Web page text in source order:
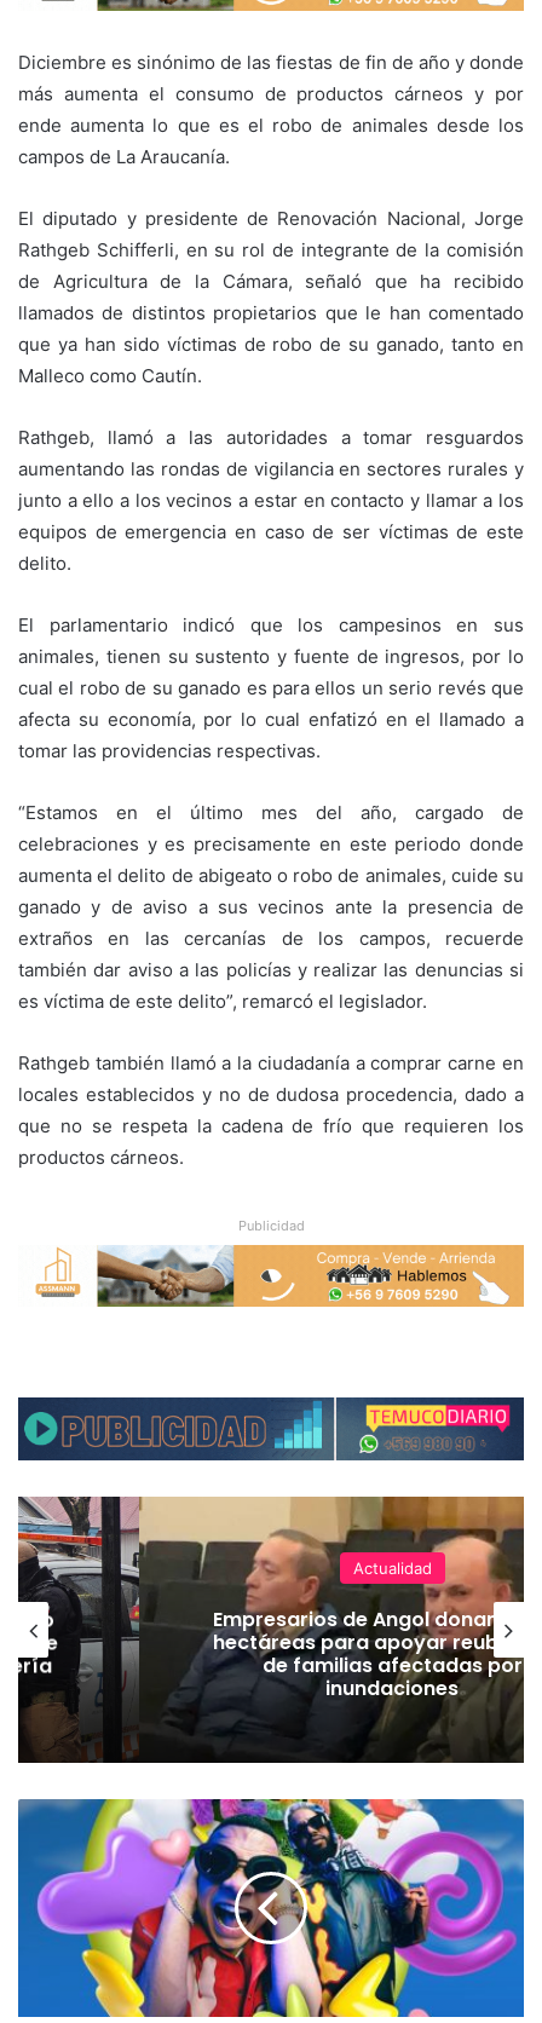
Diciembre es sinónimo de las fiestas de fin de año y donde
más aumenta el consumo de productos cárneos y por
ende aumenta lo que es el robo de animales desde los
campos de La Araucanía.
El diputado y presidente de Renovación Nacional, Jorge
Rathgeb Schifferli, en su rol de integrante de la comisión
de Agricultura de la Cámara, señaló que ha recibido
llamados de distintos propietarios que le han comentado
que ya han sido víctimas de robo de su ganado, tanto en
Malleco como Cautín.
Rathgeb, llamó a las autoridades a tomar resguardos
aumentando las rondas de vigilancia en sectores rurales y
junto a ello a los vecinos a estar en contacto y llamar a los
equipos de emergencia en caso de ser víctimas de este
delito.
El parlamentario indicó que los campesinos en sus
animales, tienen su sustento y fuente de ingresos, por lo
cual el robo de su ganado es para ellos un serio revés que
afecta su economía, por lo cual enfatizó en el llamado a
tomar las providencias respectivas.
“Estamos en el último mes del año, cargado de
celebraciones y es precisamente en este periodo donde
aumenta el delito de abigeato o robo de animales, cuide su
ganado y de aviso a sus vecinos ante la presencia de
extraños en las cercanías de los campos, recuerde
también dar aviso a las policías y realizar las denuncias si
es víctima de este delito”, remarcó el legislador.
Rathgeb también llamó a la ciudadanía a comprar carne en
locales establecidos y no de dudosa procedencia, dado a
que no se respeta la cadena de frío que requieren los
productos cárneos.
Publicidad
de
Actualidad
Empresarios de Angol donan
hectáreas para apoyar
de familias afectadas por
inundaciones
G
i